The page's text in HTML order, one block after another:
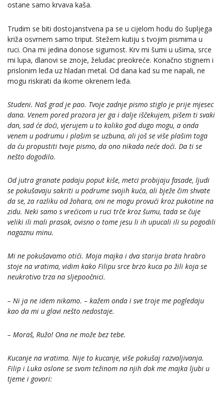
ostane samo krvava kaša.
Trudim se biti dostojanstvena pa se u cijelom hodu do šupljega
križa osvrnem samo triput. Stežem kutiju s tvojim pismima u
ruci. Ona mi jedina donose sigurnost. Krv mi šumi u ušima, srce
mi lupa, dlanovi se znoje, želudac preokreće. Konačno stignem i
prislonim leđa uz hladan metal. Od dana kad su me napali, ne
mogu riskirati da ikome okrenem leđa.
Studeni. Naš grad je pao. Tvoje zadnje pismo stiglo je prije mjesec
dana. Venem pored prozora jer ga i dalje iščekujem, pišem ti svaki
dan, sad će doći, vjerujem u to koliko god dugo mogu, a onda
venem u podrumu i plašim se uzbuna, ali još se više plašim toga
da ću propustiti tvoje pismo, da ono nikada neće doći. Da ti se
nešto dogodilo.
Od jutra granate padaju poput kiše, metci probijaju fasade, ljudi
se pokušavaju sakriti u podrume svojih kuća, ali bježe čim shvate
da se, za razliku od žohara, oni ne mogu provući kroz pukotine na
zidu. Neki samo s vrećicom u ruci trče kroz šumu, tada se čuje
veliki ili mali prasak, ovisno o tome jesu li ih upucali ili su pogodili
nagaznu minu.
Mi ne pokušavamo otići. Moja majka i dva starija brata hrabro
stoje na vratima, vidim kako Filipu srce brzo kuca po žili koja se
neukrotivo trza na sljepoočnici.
– Ni ja ne idem nikamo. – kažem onda i sve troje me pogledaju
kao da mi u glavi nešto nedostaje.
– Moraš, Ružo! Ona ne može bez tebe.
Kucanje na vratima. Nije to kucanje, više pokušaj razvaljivanja.
Filip i Luka oslone se svom težinom na njih dok me majka ljubi u
tjeme i govori: